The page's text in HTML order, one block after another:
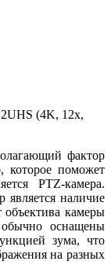
(4K, 12x,
фактор
которое поможет
PTZ-камера.
является наличие
объектива камеры
оснащены
зума, что
на разных